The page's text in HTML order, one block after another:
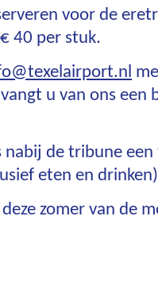
voor de
40 per stuk.
u van ons een
nabij de tribune
eten en
zomer van de